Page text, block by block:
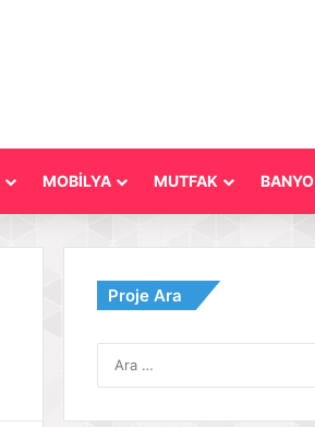
MOBİLYA MUTFAK BANYO
Proje Ara